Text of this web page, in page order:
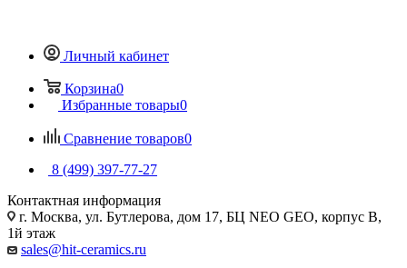
Личный кабинет
Корзина0
Избранные товары0
Сравнение товаров0
8 (499) 397-77-27
Контактная информация
г. Москва, ул. Бутлерова, дом 17, БЦ NEO GEO, корпус В,
1й этаж
sales@hit-ceramics.ru